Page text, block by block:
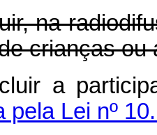
na
crianças
a
pela Lei nº